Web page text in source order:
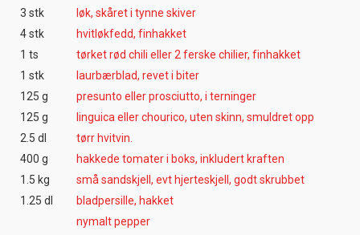
3 stk
løk, skåret i tynne skiver
4 stk
hvitløkfedd, finhakket
1 ts
tørket rød chili eller 2 ferske chilier, finhakket
1 stk
laurbærblad, revet i biter
125 g
presunto eller prosciutto, i terninger
125 g
linguica eller chourico, uten skinn, smuldret opp
2.5 dl
tørr hvitvin.
400 g
hakkede tomater i boks, inkludert kraften
1.5 kg
små sandskjell, evt hjerteskjell, godt skrubbet
1.25 dl
bladpersille, hakket
nymalt pepper